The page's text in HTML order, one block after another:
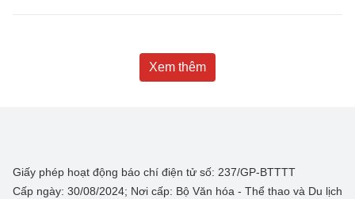
Xem thêm
Giấy phép hoạt động báo chí điện tử số: 237/GP-BTTTT
Cấp ngày: 30/08/2024; Nơi cấp: Bộ Văn hóa - Thể thao và Du lịch